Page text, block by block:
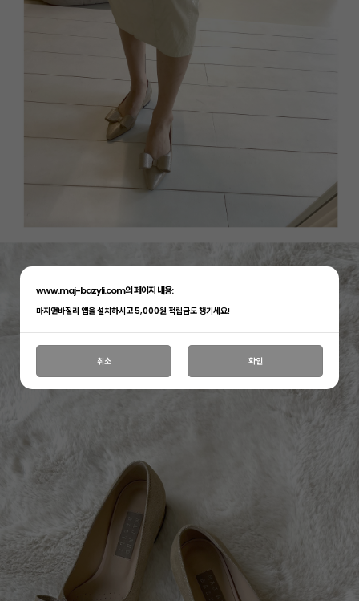
www.maj-bazyli.com의 페이지 내용:
마지앤바질리 앱을 설치하시고 5,000원 적립금도 챙기세요!
취소 확인